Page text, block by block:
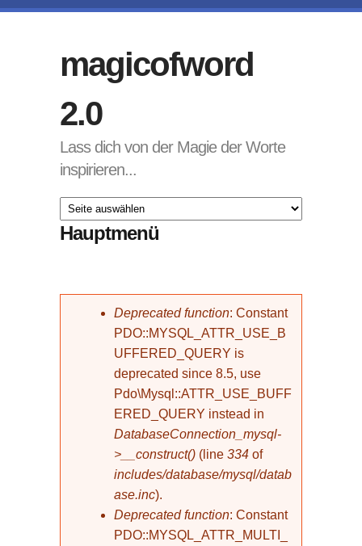
magicofword
2.0
Lass dich von der Magie der Worte
inspirieren...
Hauptmenü
Fehlermeldung
Deprecated function: Constant
PDO::MYSQL_ATTR_USE_B
UFFERED_QUERY is
deprecated since 8.5, use
Pdo\Mysql::ATTR_USE_BUFF
ERED_QUERY instead in
DatabaseConnection_mysql-
>__construct() (line 334 of
includes/database/mysql/datab
ase.inc).
Deprecated function: Constant
PDO::MYSQL_ATTR_MULTI_